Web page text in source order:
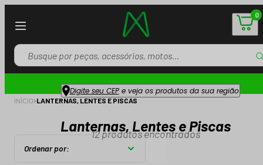
0
Digite seu CEPe veja os produtos da sua região
INÍCIO LANTERNAS, LENTES E PISCAS
Lanternas, Lentes e Piscas
12produtos encontrados
Ordenar por: